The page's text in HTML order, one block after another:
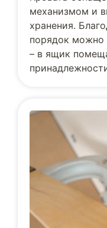
механизмом и
хранения.
порядок можно
– в ящик